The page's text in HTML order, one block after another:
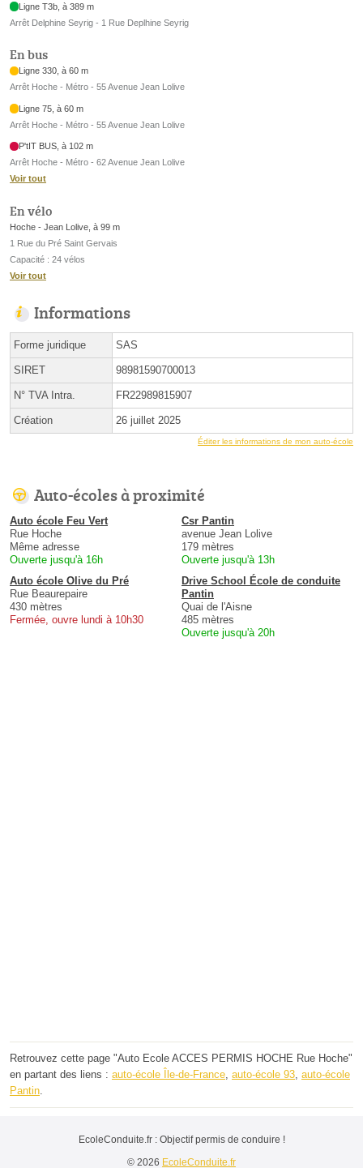
Ligne T3b, à 389 m
Arrêt Delphine Seyrig - 1 Rue Deplhine Seyrig
En bus
Ligne 330, à 60 m
Arrêt Hoche - Métro - 55 Avenue Jean Lolive
Ligne 75, à 60 m
Arrêt Hoche - Métro - 55 Avenue Jean Lolive
P'tIT BUS, à 102 m
Arrêt Hoche - Métro - 62 Avenue Jean Lolive
Voir tout
En vélo
Hoche - Jean Lolive, à 99 m
1 Rue du Pré Saint Gervais
Capacité : 24 vélos
Voir tout
Informations
Forme juridique SAS
SIRET 98981590700013
N° TVA Intra. FR22989815907
Création 26 juillet 2025
Éditer les informations de mon auto-école
Auto-écoles à proximité
Auto école Feu Vert
Rue Hoche
Même adresse
Ouverte jusqu'à 16h
Csr Pantin
avenue Jean Lolive
179 mètres
Ouverte jusqu'à 13h
Auto école Olive du Pré
Rue Beaurepaire
430 mètres
Fermée, ouvre lundi à 10h30
Drive School École de conduite
Pantin
Quai de l'Aisne
485 mètres
Ouverte jusqu'à 20h
Retrouvez cette page "Auto Ecole ACCES PERMIS HOCHE Rue Hoche"
en partant des liens : auto-école Île-de-France auto-école 93 auto-école
Pantin
EcoleConduite.fr : Objectif permis de conduire !
© 2026 EcoleConduite.fr